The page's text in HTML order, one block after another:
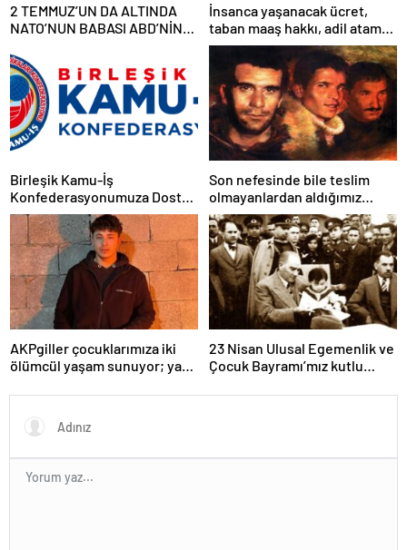
2 TEMMUZ’UN DA ALTINDA
NATO’NUN BABASI ABD’NİN
İnsanca yaşanacak ücret,
taban maaş hakkı, adil atama
sistemi, laik, bilimsel,
demokratik, parasız bir eğitim
sistemi sağlanana dek
mücadelemizi sürdüreceğiz.
Birleşik Kamu-İş
Konfederasyonumuza Dostça
Uyarı ve Önerimizdir:
Son nefesinde bile teslim
olmayanlardan aldığımız
bayrağı “Tam Bağımsız
Türkiye” mücadelemizde
dalgalandırıyoruz.
AKPgiller çocuklarımıza iki
ölümcül yaşam sunuyor; ya
da okullarından koparılarak
parababalarına ucuz iş gücü
sağlayan MESEM lerde
23 Nisan Ulusal Egemenlik ve
Çocuk Bayramı’mız kutlu